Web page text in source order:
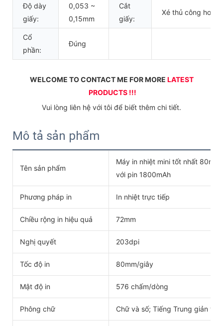
Độ dày
giấy:
0,053 ~
0,15mm
Cắt
giấy:
Xé thủ công hoặc
Cổ
phần:
Đúng
WELCOME TO CONTACT ME FOR MORE LATEST
PRODUCTS !!!
Vui lòng liên hệ với tôi để biết thêm chi tiết.
Mô tả sản phẩm
Tên sản phẩm
Máy in nhiệt mini tốt nhất
với pin 1800mAh
Phương pháp in In nhiệt trực tiếp
Chiều rộng in hiệu quả 72mm
Nghị quyết 203dpi
Tốc độ in 80mm/giây
Mật độ in 576 chấm/dòng
Phông chữ Chữ và số; Tiếng Trung giản